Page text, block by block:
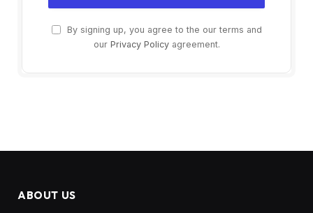
By signing up, you agree to the our terms and
our Privacy Policyagreement.
ABOUT US